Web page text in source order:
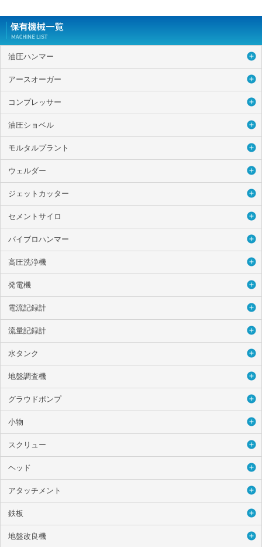
油圧ハンマー
アースオーガー
コンプレッサー
油圧ショベル
モルタルプラント
ウェルダー
ジェットカッター
セメントサイロ
バイブロハンマー
高圧洗浄機
発電機
電流記録計
流量記録計
水タンク
地盤調査機
グラウドポンプ
小物
スクリュー
ヘッド
アタッチメント
鉄板
地盤改良機